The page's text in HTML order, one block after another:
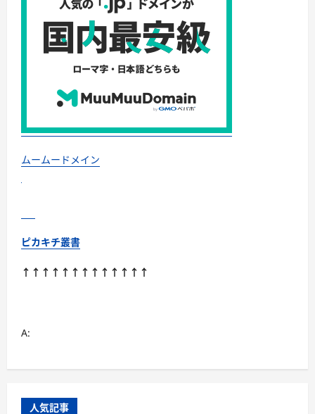
い
時！
ゲ
ー
ミ
ン
グ
PC・
性
能
を
最
て
さ
ムームードメイン
ピカキチ叢書
↑↑↑↑↑↑↑↑↑↑↑↑↑
A:
人気記事